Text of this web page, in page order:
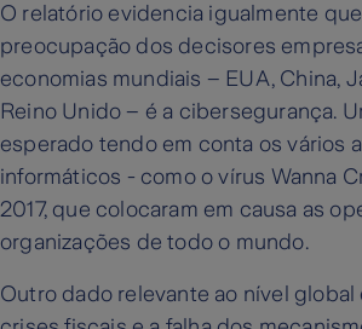
O relatório evidencia igualmente
preocupação dos decisores
economias mundiais – EUA, China,
Reino Unido – é a cibersegurança.
esperado tendo em conta os vários
informáticos - como o vírus Wanna
2017, que colocaram em causa as
organizações de todo o mundo.
Outro dado relevante ao nível global